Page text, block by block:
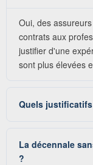
Oui, des
contrats aux
justifier d'une
sont plus élevées
Quels
La décennale
?